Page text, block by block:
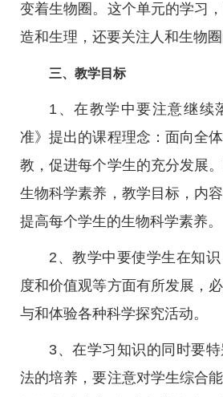
变着生物圈。这个单元的学习
造和生理，还要关注人和生物圈
三、教学目标
1、在教学中要注意继续
准》提出的课程理念：面向全
教，促进每个学生的充分发展
生物科学素养，教学目标，内
提高每个学生的生物科学素养。
2、教学中要使学生在知
度和价值观等方面有所发展，
与和体验各种科学探究活动。
3、在学习知识的同时要
法的培养，要注意对学生综合